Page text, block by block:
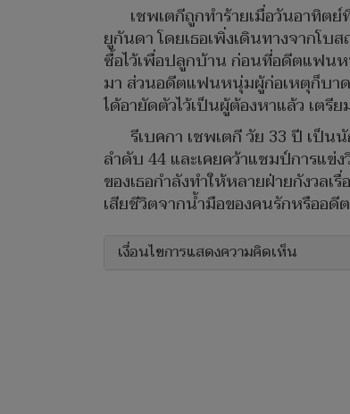
เชพเตกีถูกทำร้ายเมื่อวันอาทิต
ยูกันดา โดยเธอเพิ่งเดินทางจากโ
ซื้อไว้เพื่อปลูกบ้าน ก่อนที่อดีตแฟนห
มา ส่วนอดีตแฟนหนุ่มผู้ก่อเหตุก็บาด
ได้อายัดตัวไว้เป็นผู้ต้องหาแล้ว เตรี
รีเบคกา เชพเตกี วัย 33 ปี เป็น
ลำดับ 44 และเคยคว้าแชมป์การแข่
ของเธอกำลังทำให้หลายฝ่ายกังวล
เสียชีวิตจากน้ำมือของคนรักหรืออ
เงื่อนไขการแสดงความคิดเห็น